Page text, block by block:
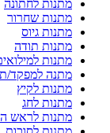
מתנות לחתונה
מתנות שחרור
מתנות גיוס
מתנות תודה
מתנות
מתנה למפקד/ת
מתנות לקיץ
מתנות לחג
מתנות לראש